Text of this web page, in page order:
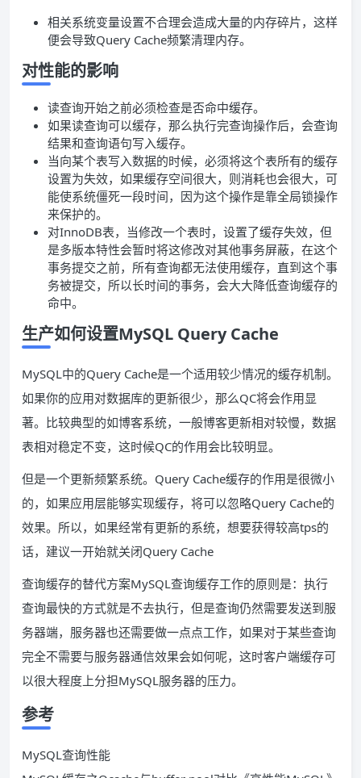
相关系统变量设置不合理会造成大量的内存碎片，这样
便会导致Query Cache频繁清理内存。
对性能的影响
读查询开始之前必须检查是否命中缓存。
如果读查询可以缓存，那么执行完查询操作后，会查询
结果和查询语句写入缓存。
当向某个表写入数据的时候，必须将这个表所有的缓存
设置为失效，如果缓存空间很大，则消耗也会很大，可
能使系统僵死一段时间，因为这个操作是靠全局锁操作
来保护的。
对InnoDB表，当修改一个表时，设置了缓存失效，但
是多版本特性会暂时将这修改对其他事务屏蔽，在这个
事务提交之前，所有查询都无法使用缓存，直到这个事
务被提交，所以长时间的事务，会大大降低查询缓存的
命中。
生产如何设置MySQL Query Cache
MySQL中的Query Cache是一个适用较少情况的缓存机制。
如果你的应用对数据库的更新很少，那么QC将会作用显
著。比较典型的如博客系统，一般博客更新相对较慢，数据
表相对稳定不变，这时候QC的作用会比较明显。
但是一个更新频繁系统。Query Cache缓存的作用是很微小
的，如果应用层能够实现缓存，将可以忽略Query Cache的
效果。所以，如果经常有更新的系统，想要获得较高tps的
话，建议一开始就关闭Query Cache
查询缓存的替代方案MySQL查询缓存工作的原则是：执行
查询最快的方式就是不去执行，但是查询仍然需要发送到服
务器端，服务器也还需要做一点点工作，如果对于某些查询
完全不需要与服务器通信效果会如何呢，这时客户端缓存可
以很大程度上分担MySQL服务器的压力。
参考
MySQL查询性能